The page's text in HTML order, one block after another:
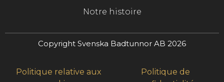
Notre histoire
Copyright Svenska Badtunnor AB 2026
Politique relative aux
Politique de